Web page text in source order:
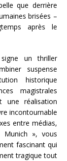
que derrière
brisées –
après le
un thriller
suspense
historique
magistrales
une réalisation
incontournable
entre médias,
», vous
fascinant qui
tragique tout